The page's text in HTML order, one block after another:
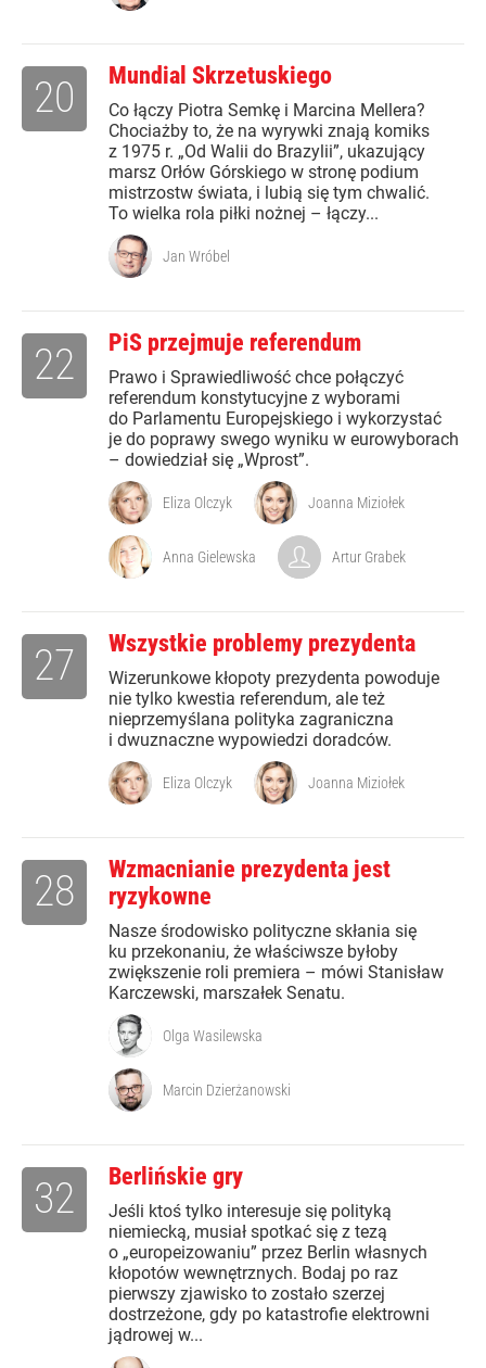
Mundial Skrzetuskiego
Co łączy Piotra Semkę i Marcina Mellera?
Chociażby to, że na wyrywki znają komiks
z 1975 r. „Od Walii do Brazylii”, ukazujący
marsz Orłów Górskiego w stronę podium
mistrzostw świata, i lubią się tym chwalić.
To wielka rola piłki nożnej – łączy...
20
Jan Wróbel
PiS przejmuje referendum
Prawo i Sprawiedliwość chce połączyć
referendum konstytucyjne z wyborami
do Parlamentu Europejskiego i wykorzystać
je do poprawy swego wyniku w eurowyborach
– dowiedział się „Wprost”.
22
Eliza Olczyk Joanna Miziołek
Anna Gielewska Artur Grabek
Wszystkie problemy prezydenta
Wizerunkowe kłopoty prezydenta powoduje
nie tylko kwestia referendum, ale też
nieprzemyślana polityka zagraniczna
i dwuznaczne wypowiedzi doradców.
27
Eliza Olczyk Joanna Miziołek
Wzmacnianie prezydenta jest
ryzykowne
Nasze środowisko polityczne skłania się
ku przekonaniu, że właściwsze byłoby
zwiększenie roli premiera – mówi Stanisław
Karczewski, marszałek Senatu.
28
Olga Wasilewska
Marcin Dzierżanowski
Berlińskie gry
Jeśli ktoś tylko interesuje się polityką
niemiecką, musiał spotkać się z tezą
o „europeizowaniu” przez Berlin własnych
kłopotów wewnętrznych. Bodaj po raz
pierwszy zjawisko to zostało szerzej
dostrzeżone, gdy po katastrofie elektrowni
jądrowej w...
32